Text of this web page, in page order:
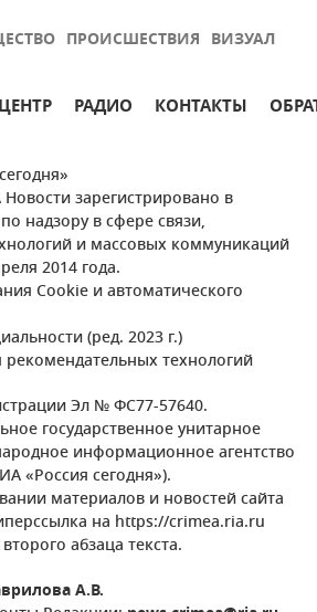
ПРОИСШЕСТВИЯ ВИЗУАЛ
РАДИО КОНТАКТЫ
зарегистрировано в
надзору в сфере связи,
и массовых коммуникаций
2014 года.
Cookie и автоматического
(ред. 2023 г.)
технологий
Эл № ФС77-57640.
государственное унитарное
информационное агентство
«Россия сегодня»).
материалов и новостей сайта
на https://crimea.ria.ru
абзаца текста.
А.В.